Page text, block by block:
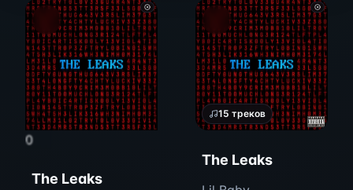
0
The Leaks
15 треков
The Leaks